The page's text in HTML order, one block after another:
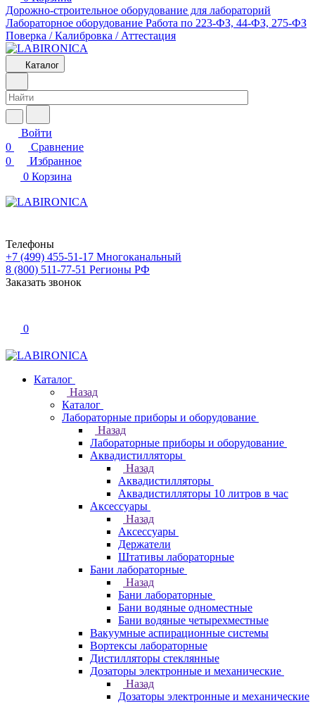
Дорожно-строительное оборудование для лабораторий
Лабораторное оборудование Работа по 223-ФЗ, 44-ФЗ, 275-ФЗ
Поверка / Калибровка / Аттестация
Каталог
Войти
0
Сравнение
0
Избранное
0 Корзина
Телефоны
+7 (499) 455-51-17 Многоканальный
8 (800) 511-77-51 Регионы РФ
Заказать звонок
0
Каталог
Назад
Каталог
Лабораторные приборы и оборудование
Назад
Лабораторные приборы и оборудование
Аквадистилляторы
Назад
Аквадистилляторы
Аквадистилляторы 10 литров в час
Аксессуары
Назад
Аксессуары
Держатели
Штативы лабораторные
Бани лабораторные
Назад
Бани лабораторные
Бани водяные одноместные
Бани водяные четырехместные
Вакуумные аспирационные системы
Вортексы лабораторные
Дистилляторы стеклянные
Дозаторы электронные и механические
Назад
Дозаторы электронные и механические